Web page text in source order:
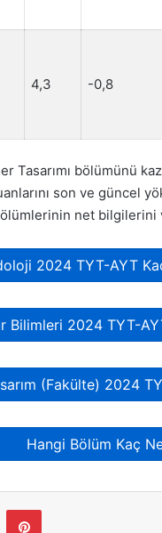
4,3 -0,8
Tasarımı bölümünü
son ve güncel
net
2024 TYT-AYT
Bilimleri 2024 TYT-
(Fakülte) 2024
Hangi Bölüm Kaç